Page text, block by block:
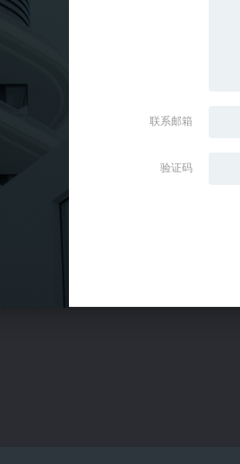
联系邮箱
验证码